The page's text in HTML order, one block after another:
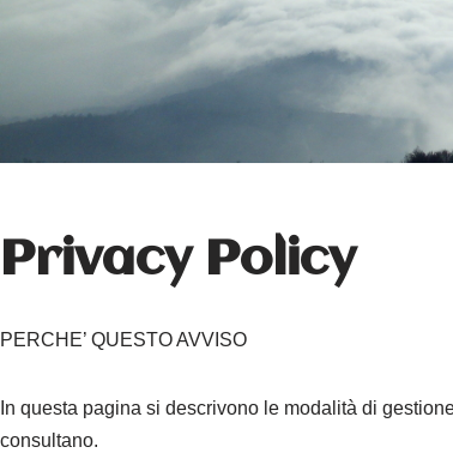
Privacy Policy
PERCHE’ QUESTO AVVISO
In questa pagina si descrivono le modalità di
consultano.